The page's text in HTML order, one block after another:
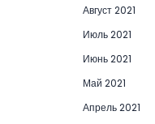
Август 2021
Июль 2021
Июнь 2021
Май 2021
Апрель 2021